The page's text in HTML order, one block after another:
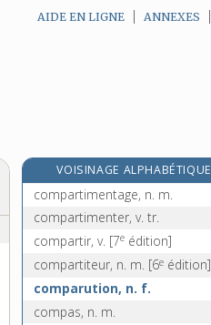
AIDE EN LIGNE ANNEXES
VOISINAGE ALPHABÉTIQUE
compartiment, n. m.
compartimentage, n. m.
compartimenter, v. tr.
compartir, v. [7e édition]
compartiteur, n. m. [6e édition]
comparution, n. f.
compas, n. m.